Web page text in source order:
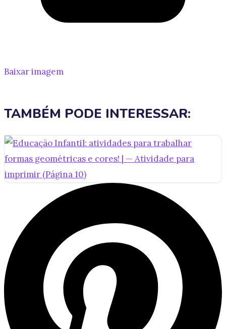
Baixar imagem
TAMBÉM PODE INTERESSAR: